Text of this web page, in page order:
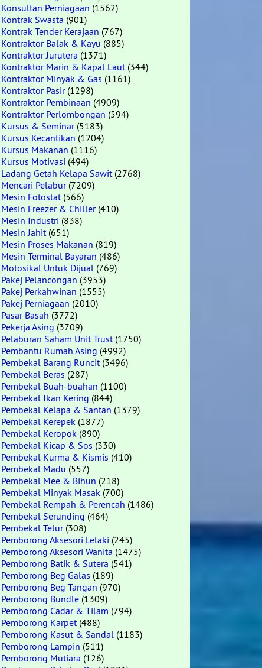
Konsultan Perniagaan (1562)
Kontrak Swasta (901)
Kontrak Tender Kerajaan (767)
Kontraktor Balak & Kayu (885)
Kontraktor Jurutera (1371)
Kontraktor Marin & Kapal Laut(344)
Kontraktor Minyak & Gas (1161)
Kontraktor Pasir(1298)
Kontraktor Pembinaan (4909)
Kontraktor Perlombongan (594)
Kursus & Seminar(5183)
Kursus Kecantikan (1204)
Kursus Makanan (1116)
Kursus Motivasi (494)
Ladang Getah Kelapa Sawit(2768)
Mencari Pelabur(7209)
Mesin Fotostat(566)
Mesin Freezer & Chiller(410)
Mesin Industri (838)
Mesin Jahit(651)
Mesin Proses Makanan (819)
Mesin Terminal Bayaran (486)
Motosikal Untuk Dijual (769)
Pakej Pelancongan (3953)
Pakej Perkahwinan (1555)
Pakej Perniagaan (2010)
Pasar Basah (3772)
Pekerja Asing (3709)
Pelaburan Saham Unit Trust(1750)
Pembantu Rumah Asing (4992)
Pembekal Barang Runcit(3496)
Pembekal Beras (287)
Pembekal Buah-buahan (1100)
Pembekal Ikan Kering (844)
Pembekal Kelapa & Santan (1379)
Pembekal Kerepek (1877)
Pembekal Keropok (890)
Pembekal Kicap & Sos (330)
Pembekal Kurma & Kismis (410)
Pembekal Madu (557)
Pembekal Mee & Bihun (218)
Pembekal Minyak Masak (700)
Pembekal Rempah & Perencah (1486)
Pembekal Serunding (464)
Pembekal Telur(308)
Pemborong Aksesori Lelaki (245)
Pemborong Aksesori Wanita (1475)
Pemborong Batik & Sutera (541)
Pemborong Beg Galas (189)
Pemborong Beg Tangan (970)
Pemborong Bundle (1309)
Pemborong Cadar & Tilam (794)
Pemborong Karpet(488)
Pemborong Kasut & Sandal (1183)
Pemborong Lampin (511)
Pemborong Mutiara (126)